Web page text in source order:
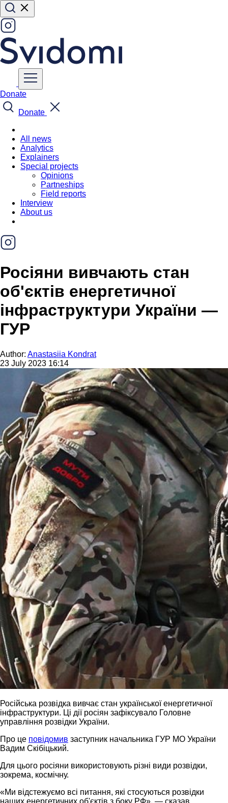
Donate
Donate
All news
Analytics
Explainers
Special projects
Opinions
Partneships
Field reports
Interview
About us
Росіяни вивчають стан
об'єктів енергетичної
інфраструктури України —
ГУР
Author: Anastasiia Kondrat
23 July 2023 16:14
Російська розвідка вивчає стан української енергетичної
інфраструктури. Ці дії росіян зафіксувало Головне
управління розвідки України.
Про це повідомив заступник начальника ГУР МО України
Вадим Скібіцький.
Для цього росіяни використовують різні види розвідки,
зокрема, космічну.
«Ми відстежуємо всі питання, які стосуються розвідки
наших енергетичних об'єктів з боку РФ», — сказав